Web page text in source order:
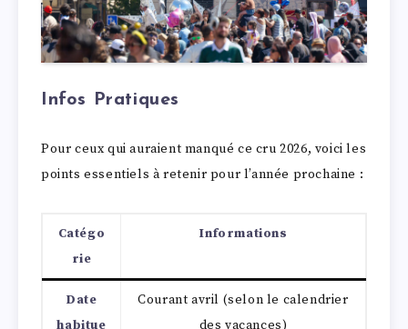
Infos Pratiques
Pour ceux qui auraient manqué ce cru 2026, voici les
points essentiels à retenir pour l’année prochaine :
Catégo
rie
Informations
Date
Courant avril (selon le calendrier